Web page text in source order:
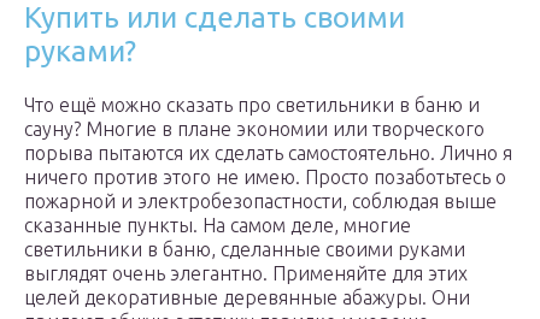
Купить или сделать своими
руками?
Что ещё можно сказать про светильники в баню и
сауну? Многие в плане экономии или творческого
порыва пытаются их сделать самостоятельно. Лично я
ничего против этого не имею. Просто позаботьтесь о
пожарной и электробезопастности, соблюдая выше
сказанные пункты. На самом деле, многие
светильники в баню, сделанные своими руками
выглядят очень элегантно. Применяйте для этих
целей декоративные деревянные абажуры. Они